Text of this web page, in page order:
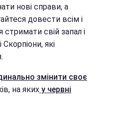
нові справи, а
довести всім і
свій запал і
які
змінити своє
на яких у червні